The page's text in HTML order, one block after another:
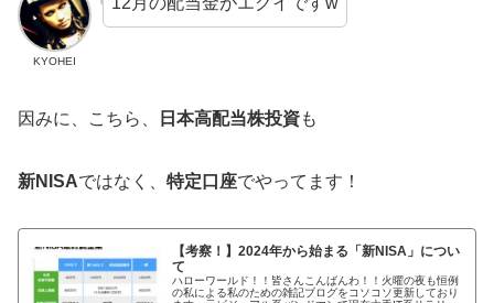
KYOHEI
因みに、こちら、 日本高配当株投資も
新NISAではなく、 特定口座でやってます！
【考察！】2024年から始まる「新NISA」につい
て
ハローワールド！！皆さんこんばんわ！！火曜の夜も恒例
の私による私のための雑記ブログをコソコソ更新しており